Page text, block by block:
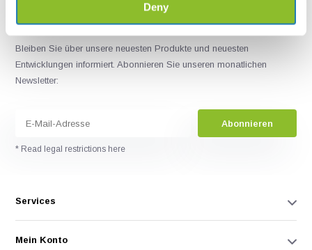
Deny
Bleiben Sie über unsere neuesten Produkte und neuesten
Entwicklungen informiert. Abonnieren Sie unseren monatlichen
Newsletter:
Abonnieren
* Read legal restrictions here
Services
Mein Konto